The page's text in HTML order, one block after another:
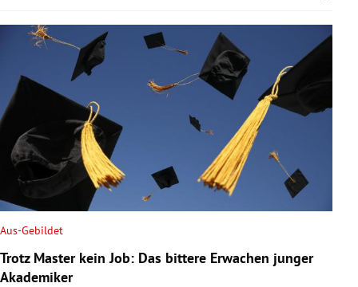
Aus-Gebildet
Trotz Master kein Job: Das bittere Erwachen junger
Akademiker